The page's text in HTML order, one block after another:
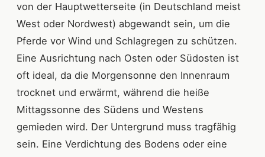
von der Hauptwetterseite (in Deutschland meist
West oder Nordwest) abgewandt sein, um die
Pferde vor Wind und Schlagregen zu schützen.
Eine Ausrichtung nach Osten oder Südosten ist
oft ideal, da die Morgensonne den Innenraum
trocknet und erwärmt, während die heiße
Mittagssonne des Südens und Westens
gemieden wird. Der Untergrund muss tragfähig
sein. Eine Verdichtung des Bodens oder eine